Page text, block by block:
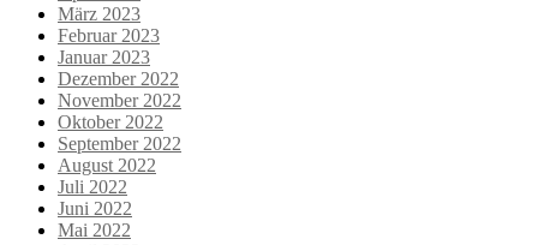
März 2023
Februar 2023
Januar 2023
Dezember 2022
November 2022
Oktober 2022
September 2022
August 2022
Juli 2022
Juni 2022
Mai 2022